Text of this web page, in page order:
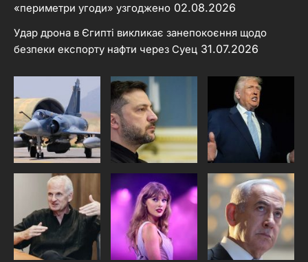
«периметри угоди» узгоджено 02.08.2026
Удар дрона в Єгипті викликає занепокоєння щодо
безпеки експорту нафти через Суец 31.07.2026